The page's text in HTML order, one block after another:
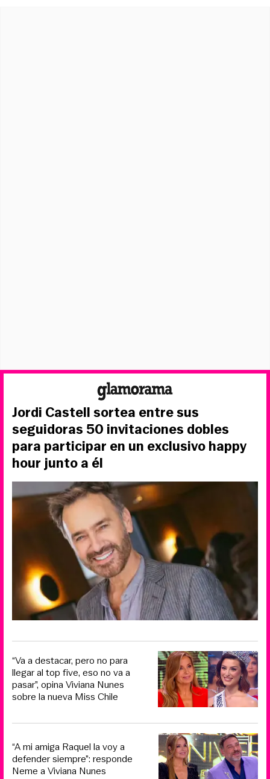
Jordi Castell sortea entre sus
seguidoras 50 invitaciones dobles
para participar en un exclusivo happy
hour junto a él
“Va a destacar, pero no para
llegar al top five, eso no va a
pasar”, opina Viviana Nunes
sobre la nueva Miss Chile
“A mi amiga Raquel la voy a
defender siempre”: responde
Neme a Viviana Nunes